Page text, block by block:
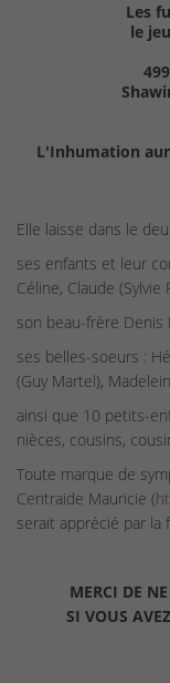
Les
le
L'Inhumation
Elle laisse dans le
ses enfants et leur
Céline, Claude
son beau-frère Denis
ses belles-soeurs :
(Guy Martel),
ainsi que 10 petits-
nièces, cousins,
Toute marque de
Centraide Mauricie (
serait apprécié par la
MERCI DE
SI VOUS